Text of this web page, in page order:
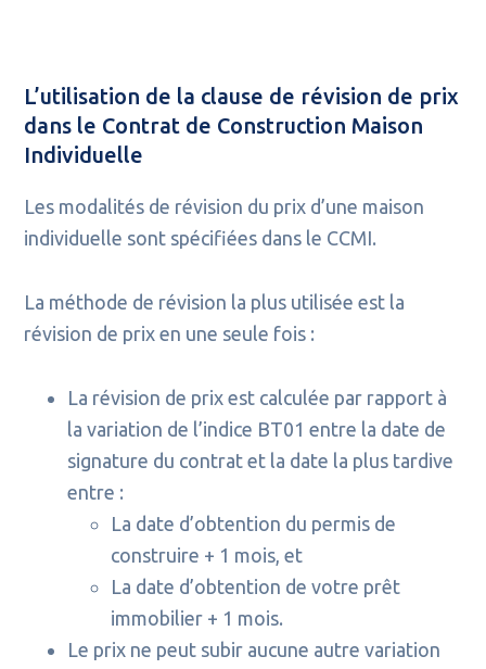
L’utilisation de la clause de révision de prix
dans le Contrat de Construction Maison
Individuelle
Les modalités de révision du prix d’une maison
individuelle sont spécifiées dans le CCMI.
La méthode de révision la plus utilisée est la
révision de prix en une seule fois :
La révision de prix est calculée par rapport à
la variation de l’indice BT01 entre la date de
signature du contrat et la date la plus tardive
entre :
La date d’obtention du permis de
construire + 1 mois, et
La date d’obtention de votre prêt
immobilier + 1 mois.
Le prix ne peut subir aucune autre variation